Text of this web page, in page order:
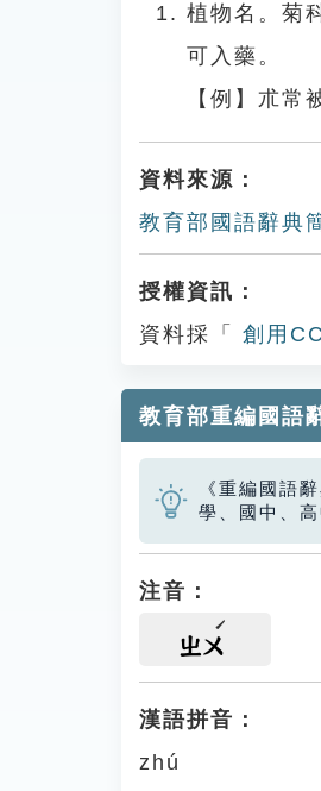
植物名。菊
可入藥。
【例】朮
資料來源：
教育部國語辭典
授權資訊：
資料採「
創用
教育部重編國語
《重編國語
學、國中、
注音：
ㄓㄨ
漢語拼音：
zhú